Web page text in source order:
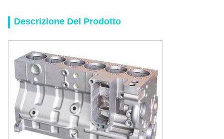
Descrizione Del Prodotto